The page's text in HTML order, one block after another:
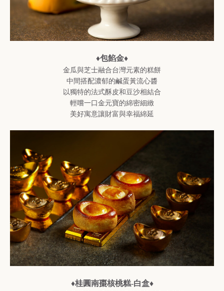
♦包餡金♦
金瓜與芝士融合台灣元素的糕餅
中間搭配濃郁的鹹蛋黃流心醬
以獨特的法式酥皮和豆沙相結合
輕嚐一口金元寶的綿密細緻
美好寓意讓財富與幸福綿延
♦桂圓南棗核桃糕-白盒♦